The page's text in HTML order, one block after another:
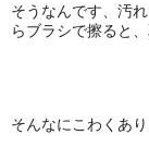
そうなんです、汚
らブラシで擦ると
そんなにこわくあり